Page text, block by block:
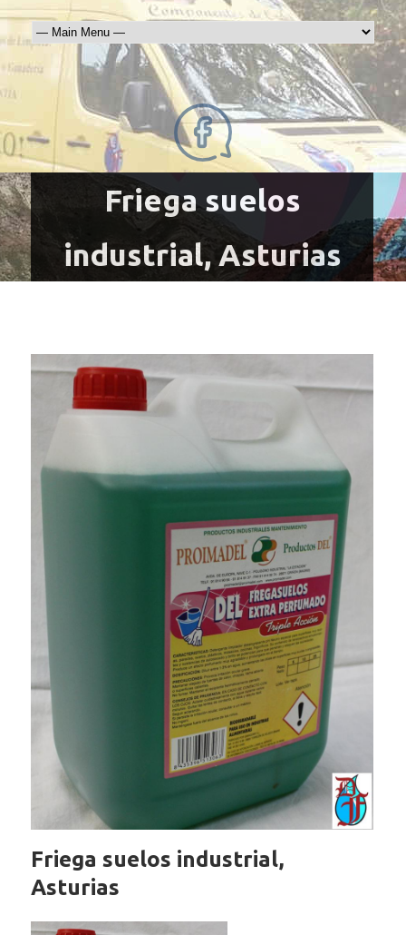
Friega suelos
industrial, Asturias
Friega suelos industrial,
Asturias